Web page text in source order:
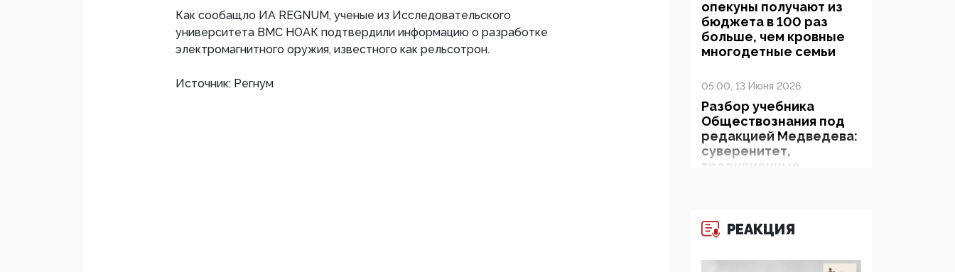
Как сообащло ИА REGNUM, ученые из Исследовательского
университета ВМС НОАК подтвердили информацию о разработке
электромагнитного оружия, известного как рельсотрон.
Источник: Регнум
опекуны получают из
бюджета в 100 раз
больше, чем кровные
многодетные семьи
05:00, 13 Июня 2026
Разбор учебника
Обществознания под
редакцией Медведева:
суверенитет,
традиционные
11:53, 09 Июня 2026
РЕАКЦИЯ